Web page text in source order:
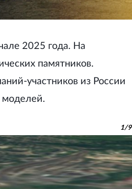
2025 года. На
памятников.
участников из России
моделей.
1/9